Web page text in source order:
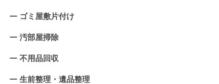
ゴミ屋敷片付け
汚部屋掃除
不用品回収
生前整理・遺品整理